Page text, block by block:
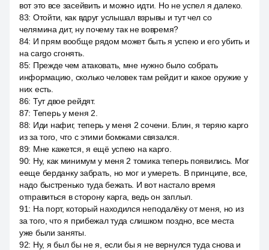
вот это все засейвить и можно идти. Но не успел я далеко.
83: Отойти, как вдруг услышал взрывы и тут чел со
челямина дит, ну почему так не вовремя?
84: И прям вообще рядом может быть я успею и его убить и
на cargo сгонять.
85: Прежде чем атаковать, мне нужно было собрать
информацию, сколько человек там рейдит и какое оружие у
них есть.
86: Тут двое рейдят.
87: Теперь у меня 2.
88: Иди нафиг, теперь у меня 2 сочени. Блин, я теряю карго
из за того, что с этими бомжами связался.
89: Мне кажется, я ещё успею на карго.
90: Ну, как минимум у меня 2 томика теперь появились. Мог
ееще берданку забрать, но мог и умереть. В принципе, все,
надо быстренько туда бежать. И вот настало время
отправиться в сторону карга, ведь он заплыл.
91: На порт, который находился неподалёку от меня, но из
за того, что я прибежал туда слишком поздно, все места
уже были заняты.
92: Ну, я был бы не я, если бы я не вернулся туда снова и